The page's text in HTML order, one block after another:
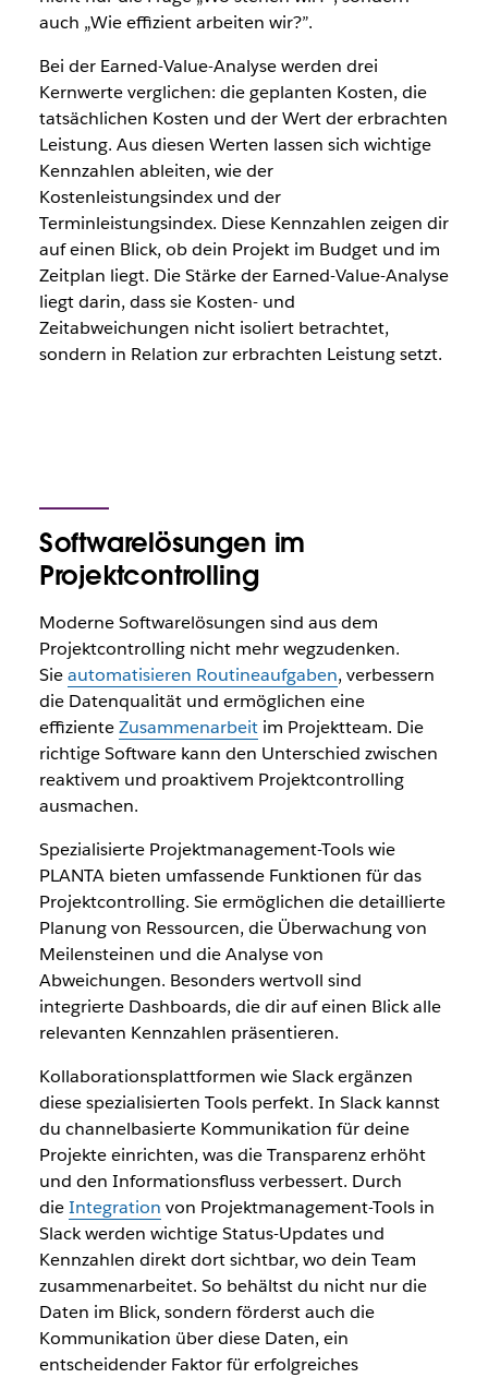
auch „Wie effizient arbeiten wir?”.
Bei der Earned-Value-Analyse werden drei
Kernwerte verglichen: die geplanten Kosten, die
tatsächlichen Kosten und der Wert der erbrachten
Leistung. Aus diesen Werten lassen sich wichtige
Kennzahlen ableiten, wie der
Kostenleistungsindex und der
Terminleistungsindex. Diese Kennzahlen zeigen dir
auf einen Blick, ob dein Projekt im Budget und im
Zeitplan liegt. Die Stärke der Earned-Value-Analyse
liegt darin, dass sie Kosten- und
Zeitabweichungen nicht isoliert betrachtet,
sondern in Relation zur erbrachten Leistung setzt.
Softwarelösungen im
Projektcontrolling
Moderne Softwarelösungen sind aus dem
Projektcontrolling nicht mehr wegzudenken.
Sieautomatisieren Routineaufgaben, verbessern
die Datenqualität und ermöglichen eine
effizienteZusammenarbeitim Projektteam. Die
richtige Software kann den Unterschied zwischen
reaktivem und proaktivem Projektcontrolling
ausmachen.
Spezialisierte Projektmanagement-Tools wie
PLANTA bieten umfassende Funktionen für das
Projektcontrolling. Sie ermöglichen die detaillierte
Planung von Ressourcen, die Überwachung von
Meilensteinen und die Analyse von
Abweichungen. Besonders wertvoll sind
integrierte Dashboards, die dir auf einen Blick alle
relevanten Kennzahlen präsentieren.
Kollaborationsplattformen wie Slack ergänzen
diese spezialisierten Tools perfekt. In Slack kannst
du channelbasierte Kommunikation für deine
Projekte einrichten, was die Transparenz erhöht
und den Informationsfluss verbessert. Durch
dieIntegration von Projektmanagement-Tools in
Slack werden wichtige Status-Updates und
Kennzahlen direkt dort sichtbar, wo dein Team
zusammenarbeitet. So behältst du nicht nur die
Daten im Blick, sondern förderst auch die
Kommunikation über diese Daten, ein
entscheidender Faktor für erfolgreiches